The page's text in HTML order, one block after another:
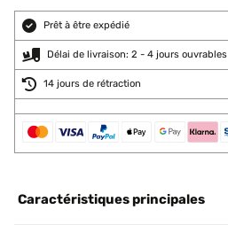
Prêt à être expédié
Délai de livraison: 2 - 4 jours ouvrables
14 jours de rétraction
Caractéristiques principales